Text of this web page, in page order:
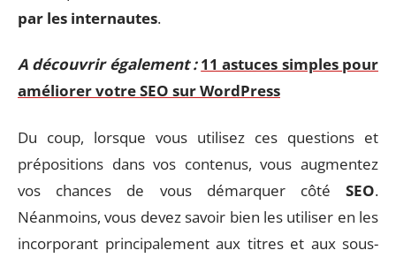
par les internautes.
A découvrir également : 11 astuces simples pour
améliorer votre SEO sur WordPress
Du coup, lorsque vous utilisez ces questions et
prépositions dans vos contenus, vous augmentez
vos chances de vous démarquer côté SEO.
Néanmoins, vous devez savoir bien les utiliser en les
incorporant principalement aux titres et aux sous-